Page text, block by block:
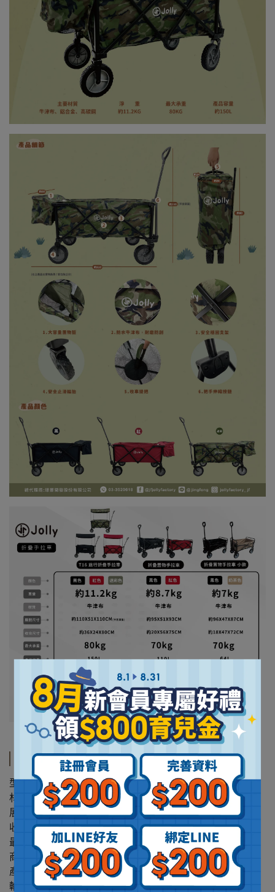
規格說明
型號 : JL-T16
材質 : 牛津布、鋁合金、高碳鋼
展開尺寸 : 約110X51X110CM(不含頂篷)
收合尺寸 : 約36X24X80CM
最大承重 : 80公斤
商品淨重 : 約11.2公斤
產品容量 : 約150L
輪胎大小 : 直徑約18CM、寬約4CM